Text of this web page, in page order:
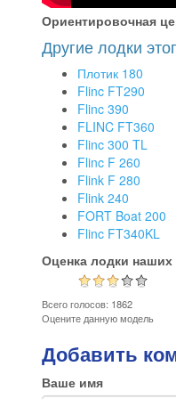
Ориентировочная
Другие лодки
Плотик 180
Flinc FT290
Flinc 390
FLINC FT360
Flinc 300 TL
Flinc F 260
Flink F 280
Flink 240
FORT Boat 200
Flinc FT340KL
Оценка лодки наших
Всего голосов: 1862
Оцените данную модель
Добавить
Ваше имя